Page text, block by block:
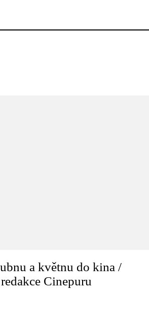
a květnu do kina /
Cinepuru